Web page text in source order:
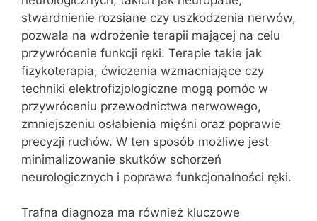
stwardnienie rozsiane czy uszkodzenia nerwów,
pozwala na wdrożenie terapii mającej na celu
przywrócenie funkcji ręki. Terapie takie jak
fizykoterapia, ćwiczenia wzmacniające czy
techniki elektrofizjologiczne mogą pomóc w
przywróceniu przewodnictwa nerwowego,
zmniejszeniu osłabienia mięśni oraz poprawie
precyzji ruchów. W ten sposób możliwe jest
minimalizowanie skutków schorzeń
neurologicznych i poprawa funkcjonalności ręki.
Trafna diagnoza ma również kluczowe